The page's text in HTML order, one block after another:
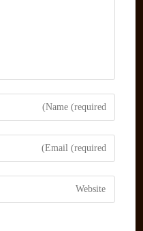
Enter
your
name
comment
Enter
your
email
address
Enter
your